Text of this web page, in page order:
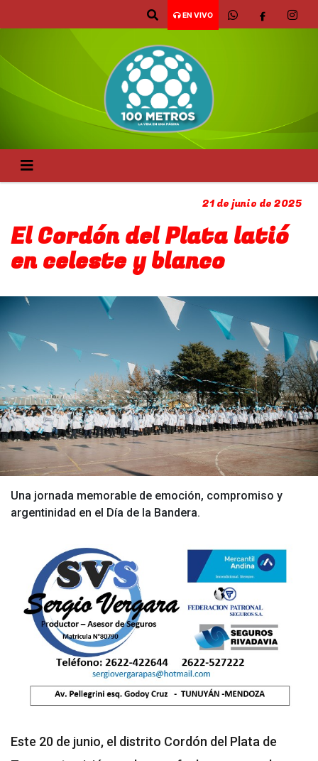
EN VIVO
21 de junio de 2025
El Cordón del Plata latió
en celeste y blanco
Una jornada memorable de emoción, compromiso y
argentinidad en el Día de la Bandera.
Este 20 de junio, el distrito Cordón del Plata de